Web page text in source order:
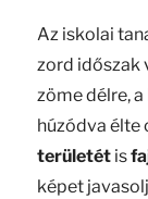
Az iskolai
zord időszak
zöme délre,
húzódva élte
területétis
képet